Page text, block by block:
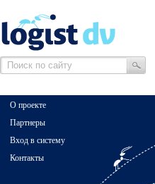
О проекте
Партнеры
Вход в систему
Контакты